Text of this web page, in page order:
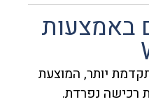
באמצעות
יותר, המוצעת
רכישה נפרדת.